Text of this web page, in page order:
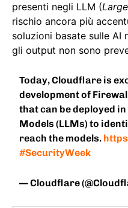
presenti negli LLM (
rischio ancora più
soluzioni basate sulle AI
gli output non sono
Today, Cloudflare is
development of
that can be deployed
Models (LLMs) to
reach the models.
#SecurityWeek
— Cloudflare